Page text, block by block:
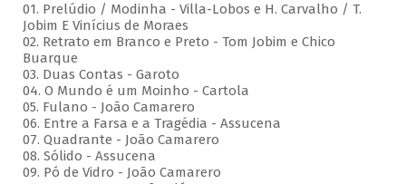
01. Prelúdio / Modinha - Villa-Lobos e H. Carvalho / T.
Jobim E Vinícius de Moraes
02. Retrato em Branco e Preto - Tom Jobim e Chico
Buarque
03. Duas Contas - Garoto
04. O Mundo é um Moinho - Cartola
05. Fulano - João Camarero
06. Entre a Farsa e a Tragédia - Assucena
07. Quadrante - João Camarero
08. Sólido - Assucena
09. Pó de Vidro - João Camarero